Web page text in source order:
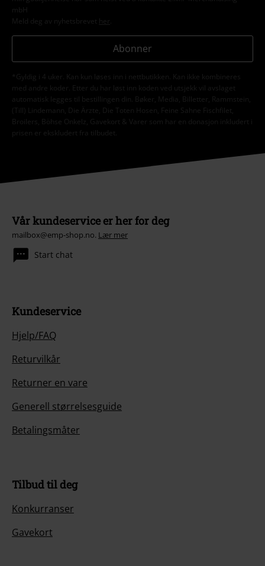
mbH
Meld deg av nyhetsbrevet her
Abonner
*Gyldig i 4 uker. Kan kun løses inn i nettbutikken. Kan ikke kombineres
med andre koder. Etter du har løst inn koden ved utsjekk vil avslaget
automatisk legges til bestillingen din. Bøker, Media, Billetter, Rammstein,
(Till) Lindemann, Die Ärzte, Die Toten Hosen, Feine Sahne Fischfilet,
Broilers, Böhse Onkelz, Gavekort & Varer som har en donasjon inkludert i
prisen er ekskludert fra tilbudet.
Vår kundeservice er her for deg
mailbox@emp-shop.no. Lær mer
Start chat
Kundeservice
Hjelp/FAQ
Returvilkår
Returner en vare
Generell størrelsesguide
Betalingsmåter
Tilbud til deg
Konkurranser
Gavekort